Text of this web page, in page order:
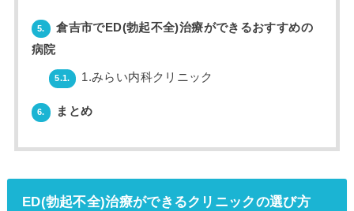
5.
倉吉市でED(勃起不全)治療ができるおすすめの
病院
5.1. 1.みらい内科クリニック
6. まとめ
ED(勃起不全)治療ができるクリニックの選び方